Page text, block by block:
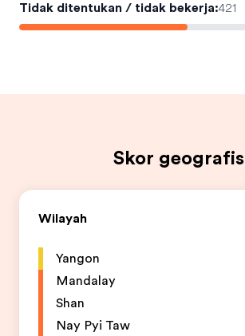
Tidak ditentukan / tidak bekerja:421
Skor geografis
Wilayah
Yangon
Mandalay
Shan
Nay Pyi Taw